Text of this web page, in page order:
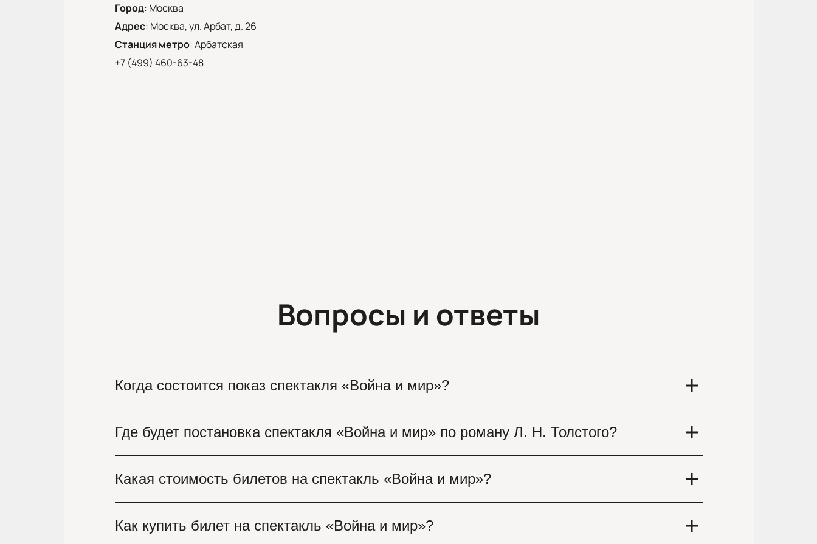
Город: Москва
Адрес: Москва, ул. Арбат, д. 26
Станция метро:Арбатская
+7 (499) 460-63-48
Вопросы и ответы
Когда состоится показ спектакля «Война и мир»?
Спектакль «Война и мир» запланирован с 4 сентября 2026. Приходите на классическую постановку
романа Л.Н. Толстого. Сервис предоставляет удобный выбор мест и оплату онлайн.
Где будет постановка спектакля «Война и мир» по роману Л. Н. Толстого?
Труппа Театра имени Вахтангова приглашает зрителей на спектакль «Война и мир». В этом театре
регулярно проходят концерты, шоу и театральные постановки. Не упустите возможность посетить
знаменитый театр Москвы!
Какая стоимость билетов на спектакль «Война и мир»?
Стоимость билетов на спектакль «Война и мир» зависит от выбранных мест. Приобретая билеты на
нашем сайте, вы увидите точную цену, сектор и категорию места до оформления заказа, на этапе
Как купить билет на спектакль «Война и мир»?